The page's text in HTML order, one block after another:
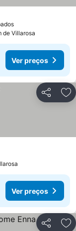
de Villarosa
Ver preços
Partilhar
Ver preços
Partilhar